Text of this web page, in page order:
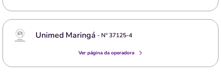
Unimed Maringá - Nº37125-4
Ver página da operadora